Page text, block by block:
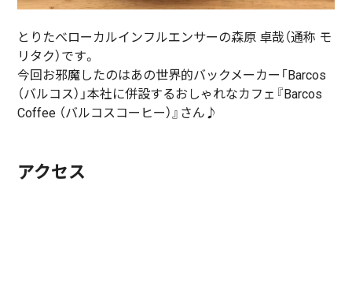
とりたべローカルインフルエンサーの森原 卓哉（通称 モ
リタク）です。
今回お邪魔したのはあの世界的バックメーカー「Barcos
（バルコス）」本社に併設するおしゃれなカフェ『Barcos
Coffee （バルコスコーヒー）』さん♪
アクセス